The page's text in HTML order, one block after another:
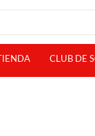
TIENDA CLUB DE